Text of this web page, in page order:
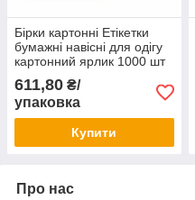
Бірки картонні Етікетки
бумажні навісні для одігу
картонний ярлик 1000 шт
611,80 ₴/
упаковка
Купити
Про нас